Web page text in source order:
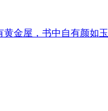
黄金屋，书中自有颜如玉